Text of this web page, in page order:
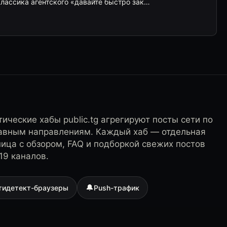
агентского «давайте быстро зак…
хабы public.tg агрегируют посты сети по
направлениям. Каждый хаб — отдельная
с обзором, FAQ и подборкой свежих постов
каналов.
браузеры 🔔Push-трафик